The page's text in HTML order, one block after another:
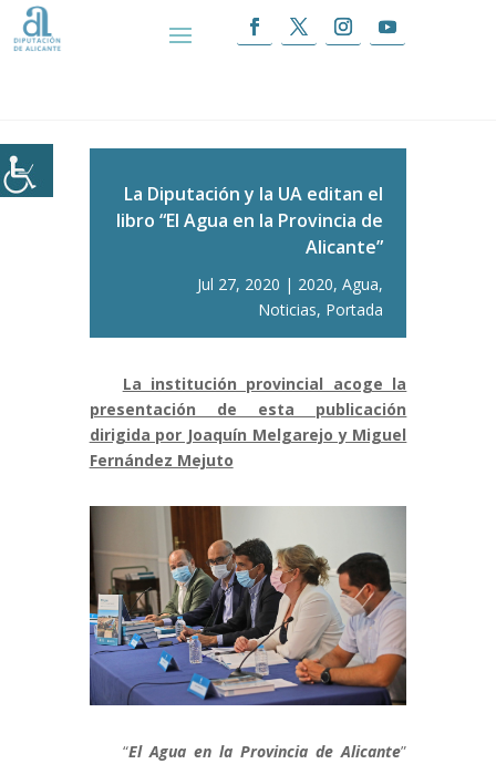
La Diputación y la UA editan el libro “El
Agua en la Provincia de Alicante”
La Diputación y la UA editan el
libro “El Agua en la Provincia de
Alicante”
Jul 27, 2020 2020,Agua,
Noticias, Portada
La institución provincial acoge la
presentación de esta publicación
dirigida por Joaquín Melgarejo y Miguel
Fernández Mejuto
“El Agua en la Provincia de Alicante”